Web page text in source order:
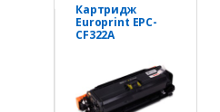
Картридж
Europrint EPC-
CF322A